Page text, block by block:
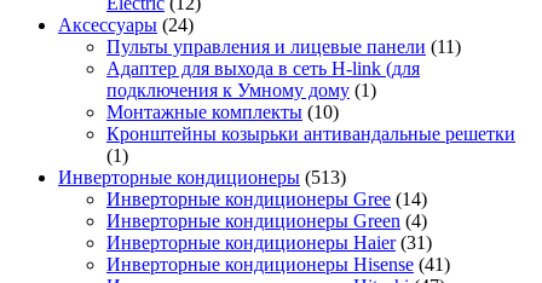
Аксессуары (24)
Пульты управления и лицевые панели (11)
Адаптер для выхода в сеть H-link (для
подключения к Умному дому (1)
Монтажные комплекты (10)
Кронштейны козырьки антивандальные решетки
(1)
Инверторные кондиционеры (513)
Инверторные кондиционеры Gree (14)
Инверторные кондиционеры Green (4)
Инверторные кондиционеры Haier (31)
Инверторные кондиционеры Hisense (41)